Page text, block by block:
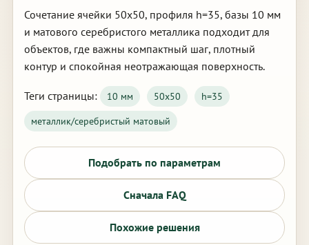
Сочетание ячейки 50х50, профиля h=35, базы 10 мм
и матового серебристого металлика подходит для
объектов, где важны компактный шаг, плотный
контур и спокойная неотражающая поверхность.
Теги страницы: 10 мм 50х50
h=35
металлик/серебристый матовый
Подобрать по параметрам
Сначала FAQ
Похожие решения